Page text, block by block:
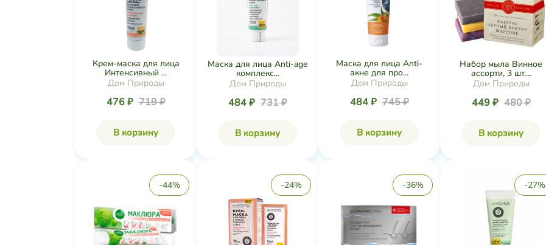
Крем-маска для лица
Интенсивный ...
Дом Природы
476 ₽ 719 ₽
В корзину
Маска для лица Anti-age
комплекс...
Дом Природы
484 ₽ 731 ₽
В корзину
Маска для лица Anti-
акне для про...
Дом Природы
484 ₽ 745 ₽
В корзину
Набор мыла Винное
ассорти, 3 шт....
Дом Природы
449 ₽ 480 ₽
В корзину
-44% -24% -36% -27%